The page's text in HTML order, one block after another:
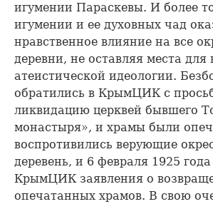
игумении Параскевы. И более
игумении и ее духовных чад
нравственное влияние на все
деревни, не оставляя места для
атеистической идеологии.
обратились в КрымЦИК с
ликвидацию церквей бывшего
монастыря», и храмы были
воспротивились верующие
деревень, и 6 февраля 1925
КрымЦИК заявления о
опечатанных храмов. В свою